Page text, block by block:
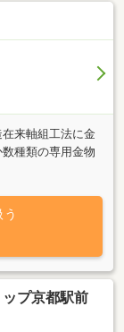
来軸組工法に金
種類の専用金物
す！またソーラ
プ京都駅前